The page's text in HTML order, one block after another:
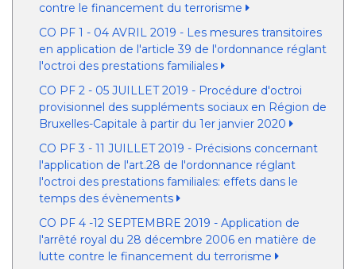
contre le financement du terrorisme
CO PF 1 - 04 AVRIL 2019 - Les mesures transitoires
en application de l'article 39 de l'ordonnance réglant
l'octroi des prestations familiales
CO PF 2 - 05 JUILLET 2019 - Procédure d'octroi
provisionnel des suppléments sociaux en Région de
Bruxelles-Capitale à partir du 1er janvier 2020
CO PF 3 - 11 JUILLET 2019 - Précisions concernant
l'application de l'art.28 de l'ordonnance réglant
l'octroi des prestations familiales: effets dans le
temps des évènements
CO PF 4 -12 SEPTEMBRE 2019 - Application de
l'arrêté royal du 28 décembre 2006 en matière de
lutte contre le financement du terrorisme